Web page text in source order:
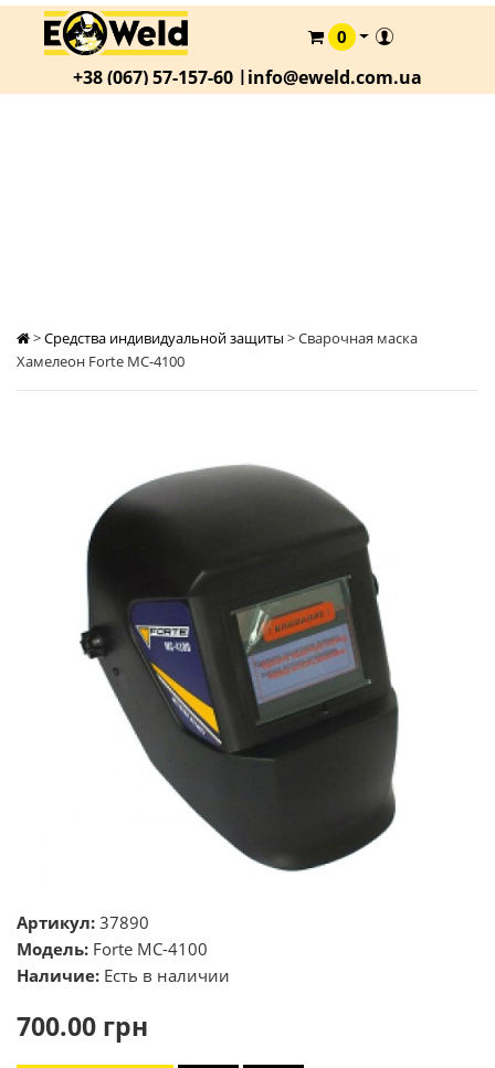
КАТАЛОГ
О
0
+38 (067) 57-157-60 |info@eweld.com.ua
>Средства индивидуальной защиты >Сварочная маска
Хамелеон Forte МС-4100
Артикул: 37890
Модель: Forte МС-4100
Наличие: Есть в наличии
700.00 грн